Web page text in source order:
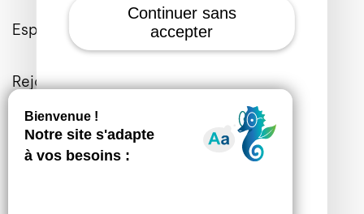
Espace Presse
Rejoignez-nous
Contactez-nous
Continuer sans
accepter